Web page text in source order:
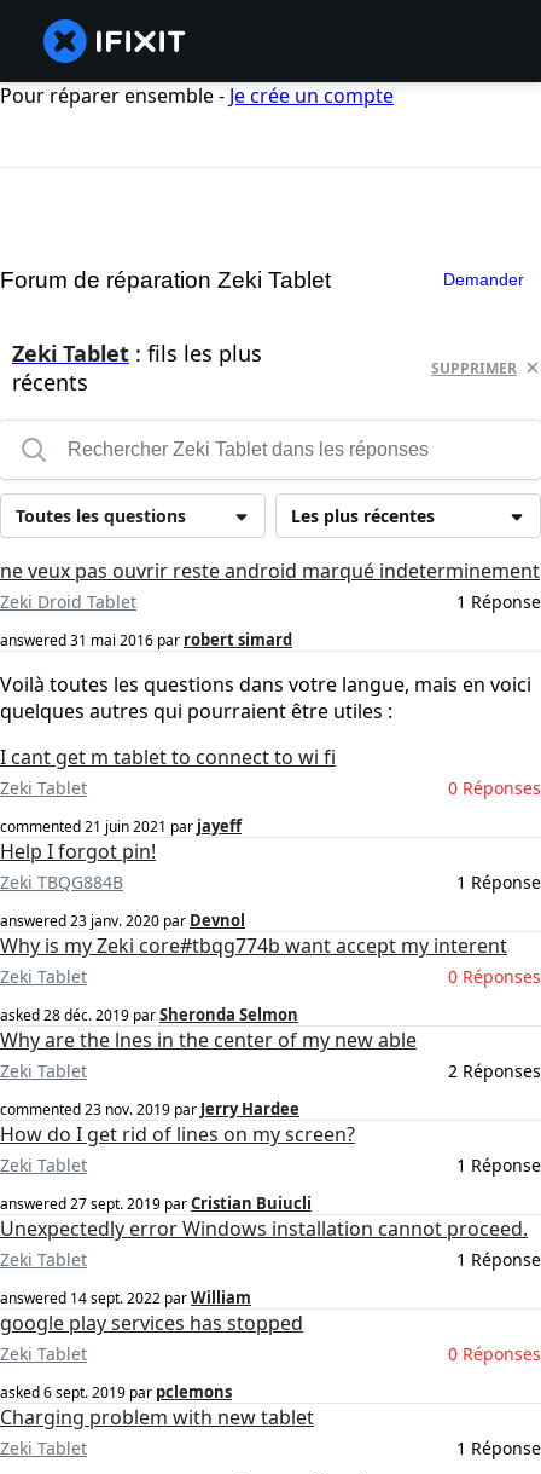
Pour réparer ensemble - Je crée un compte
Forum de réparation Zeki Tablet Demander
Zeki Tablet : fils les plus
récents
SUPPRIMER
Les plus récentes
Toutes les questions
ne veux pas ouvrir reste android marqué indeterminement
Zeki Droid Tablet 1 Réponse
answered31 mai 2016 par robert simard
Voilà toutes les questions dans votre langue, mais en voici
quelques autres qui pourraient être utiles :
I cant get m tablet to connect to wi fi
Zeki Tablet 0 Réponses
commented21 juin 2021 par jayeff
Help I forgot pin!
Zeki TBQG884B 1 Réponse
answered23 janv. 2020 par Devnol
Why is my Zeki core#tbqg774b want accept my interent
Zeki Tablet 0 Réponses
asked28 déc. 2019 parSheronda Selmon
Why are the lnes in the center of my new able
Zeki Tablet 2 Réponses
commented23 nov. 2019 par Jerry Hardee
How do I get rid of lines on my screen?
Zeki Tablet 1 Réponse
answered27 sept. 2019 parCristian Buiucli
Unexpectedly error Windows installation cannot proceed.
Zeki Tablet 1 Réponse
answered 14 sept. 2022 parWilliam
google play services has stopped
Zeki Tablet 0 Réponses
asked6 sept. 2019 par pclemons
Charging problem with new tablet
Zeki Tablet 1 Réponse